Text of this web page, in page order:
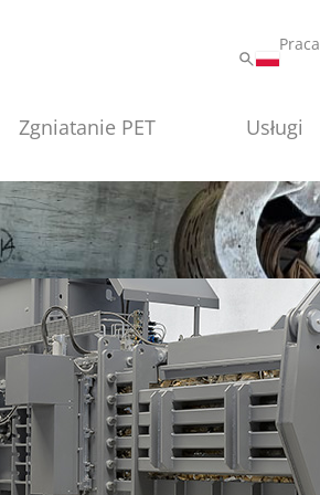
Praca
Zgniatanie PET Usługi